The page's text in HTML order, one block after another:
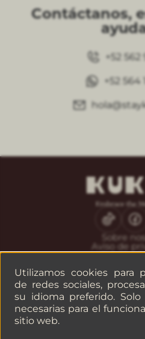
Contáctanos,
+52 562
+52 564
Sobre
Aviso de
Solicitar
Servicio
Empresas
Utilizamos cookies para
de redes sociales,
su idioma preferido.
necesarias para el
sitio web.